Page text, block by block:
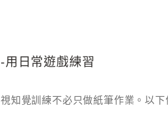
-用日常遊戲練習
視知覺訓練不必只做紙筆作業。以